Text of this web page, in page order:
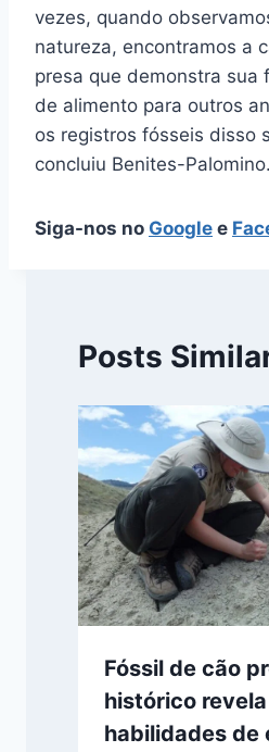
vezes, quando
natureza, encontramos a
presa que demonstra sua
de alimento para outros
os registros fósseis disso
concluiu Benites-Palomino.
Siga-nos no Google e
Posts
Fóssil de cão
histórico revela
habilidades de